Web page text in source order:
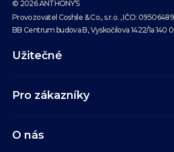
© 2026 ANTHONY’S
Provozovatel Coshile & Co., s.r.o. , IČO: 09506489
BB Centrum budova B, Vyskočilova 1422/1a 140
Užitečné
Pro zákazníky
O nás